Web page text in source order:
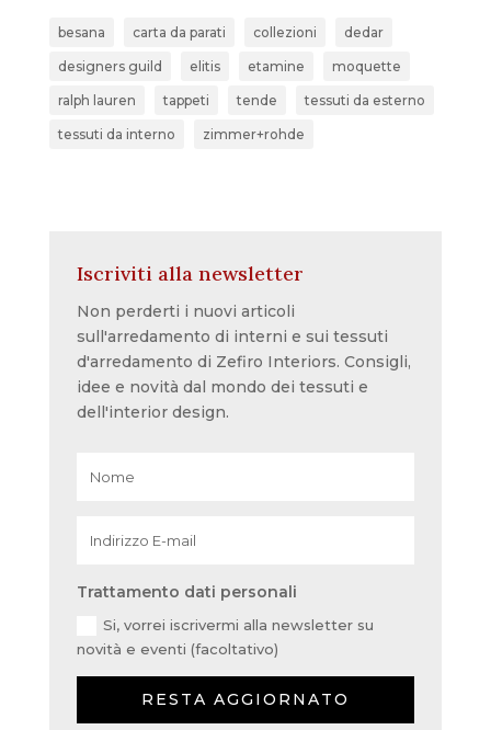
besana carta da parati collezioni dedar
designers guild elitis etamine moquette
ralph lauren tappeti tende tessuti da esterno
tessuti da interno zimmer+rohde
Iscriviti alla newsletter
Non perderti i nuovi articoli
sull'arredamento di interni e sui tessuti
d'arredamento di Zefiro Interiors. Consigli,
idee e novità dal mondo dei tessuti e
dell'interior design.
Trattamento dati personali
Si, vorrei iscrivermi alla newsletter su
novità e eventi (facoltativo)
RESTA AGGIORNATO